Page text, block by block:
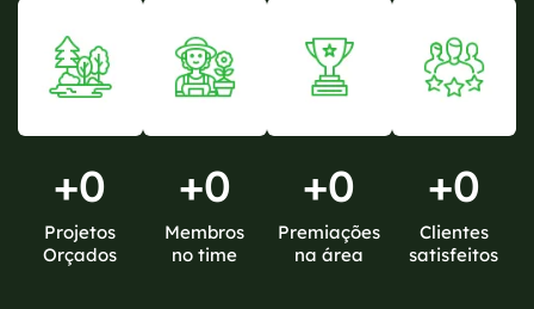
+0
Projetos
Orçados
+0
Membros
no time
+0
Premiações
na área
+0
Clientes
satisfeitos